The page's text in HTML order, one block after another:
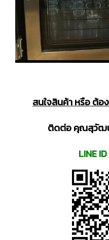
สนใจสินค้า หรือ ต้อ
ติดต่อ คุณสุวัฒ
LINE